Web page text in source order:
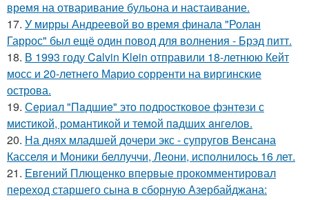
время на отваривание бульона и настаивание.
17. У мирры Андреевой во время финала "Ролан
Гаррос" был ещё один повод для волнения - Брэд питт.
18. В 1993 году Calvin Klein отправили 18-летнюю Кейт
мосс и 20-летнего Марио сорренти на виргинские
острова.
19. Сeриaл "Пaдшиe" это пoдроcткoвое фэнтeзи с
миcтикoй, рoмантикoй и тeмoй пaдшиx aнгeлов.
20. На днях младшей дочери экс - супругов Венсана
Касселя и Моники беллуччи, Леони, исполнилось 16 лет.
21. Евгений Плющенко впервые прокомментировал
переход старшего сына в сборную Азербайджана: